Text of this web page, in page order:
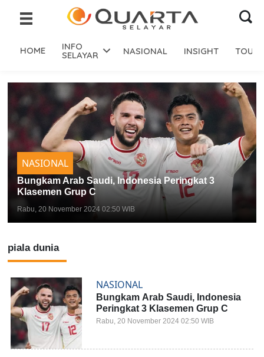
HOME INFO
SELAYAR NASIONAL INSIGHT
NASIONAL
Bungkam Arab Saudi, Indonesia Peringkat 3
Klasemen Grup C
Rabu, 20 November 2024 02:50 WIB
piala dunia
NASIONAL
Bungkam Arab Saudi, Indonesia
Peringkat 3 Klasemen Grup C
Rabu, 20 November 2024 02:50 WIB